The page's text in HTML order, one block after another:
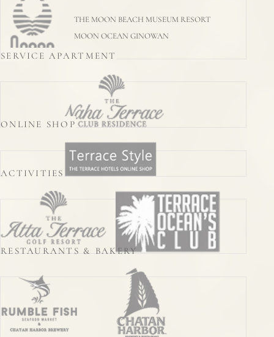
THE MOON BEACH MUSEUM RESORT
MOON OCEAN GINOWAN
SERVICE APARTMENT
ONLINE SHOP
ACTIVITIES
RESTAURANTS & BAKERY